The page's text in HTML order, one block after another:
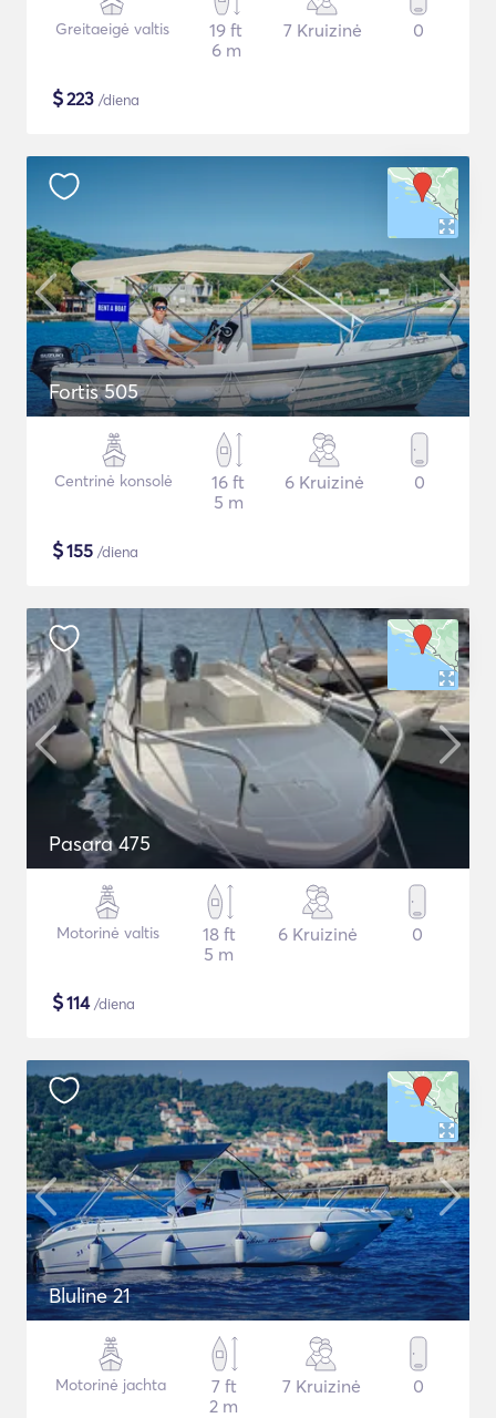
Greitaeigė valtis
19 ft
6 m
7 Kruizinė 0
$223 /diena
Fortis 505
Centrinė konsolė
16 ft
5 m
6 Kruizinė 0
$155 /diena
Pasara 475
Motorinė valtis
18 ft
5 m
6 Kruizinė 0
$114/diena
Bluline 21
Motorinė jachta
7 ft
2 m
7 Kruizinė 0